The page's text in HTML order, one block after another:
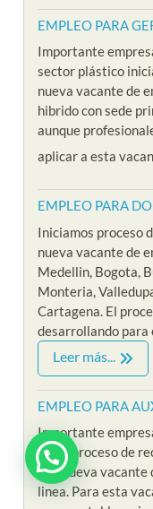
EMPLEO PARA
Importante
sector plástico
nueva vacante de
hibrido con sede
aunque
aplicar a esta
EMPLEO PARA
Iniciamos proceso
nueva vacante de
Medellin, Bogota,
Monteria,
Cartagena. El
desarrollando para
Leer más...
EMPLEO PARA
Importante
inicia proceso de
una nueva vacante
linea. Para esta
¿